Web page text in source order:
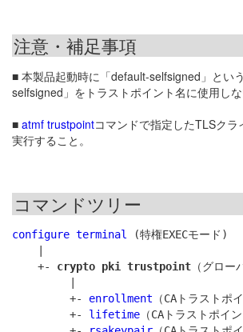
注意・補足事項
■ 本製品起動時に「default-selfsigned」とい
selfsigned」をトラストポイント名に使用し
■ atmf trustpointコマンドで指定したTLSク
実行すること。
コマンドツリー
configure terminal
(特権EXECモード)
    +-
crypto pki trustpoint （グロー
         +-
enrollment （CAトラストポ
         +-
lifetime （CAトラストポイ